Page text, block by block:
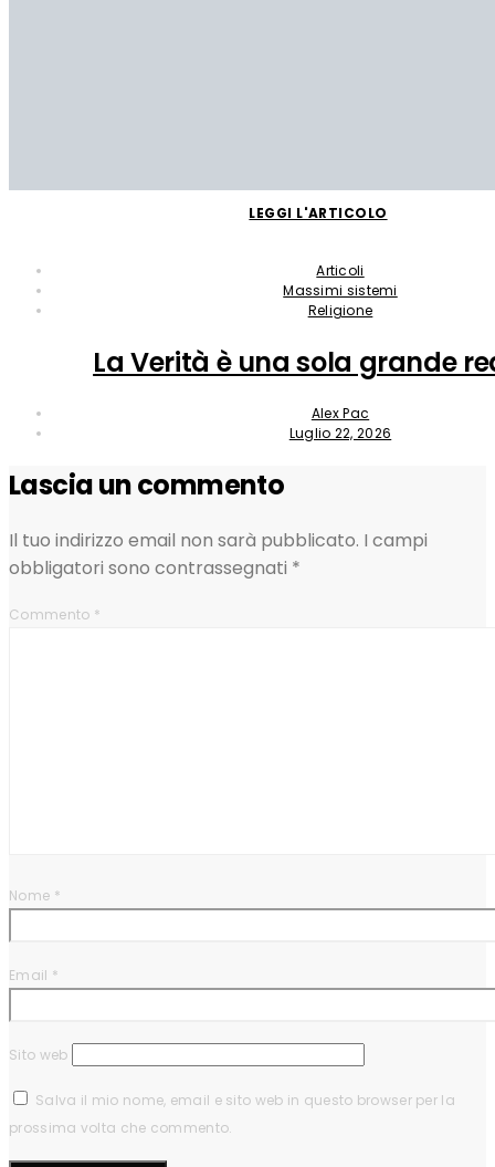
LEGGI L'ARTICOLO
Articoli
Massimi sistemi
Religione
La Verità è una sola grande
Alex Pac
Luglio 22, 2026
Lascia un commento
Il tuo indirizzo email non sarà pubblicato. I campi
obbligatori sono contrassegnati *
Commento *
Nome *
Email *
Sito web
Salva il mio nome, email e sito web in questo browser per la
prossima volta che commento.